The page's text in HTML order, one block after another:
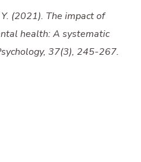
(2021). The impact of
health: A systematic
, 37(3), 245-267.